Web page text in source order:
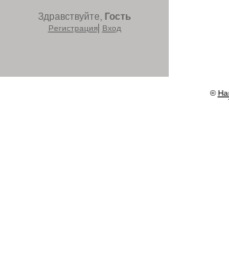
Здравствуйте, Гость
Регистрация| Вход
©